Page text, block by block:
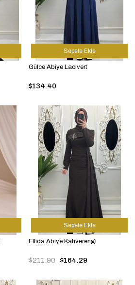
Gülce Abiye Lacivert
$134.40
Sepete Ekle
Elfida Abiye Kahverengi
$164.29
$211.90
Sepete Ekle